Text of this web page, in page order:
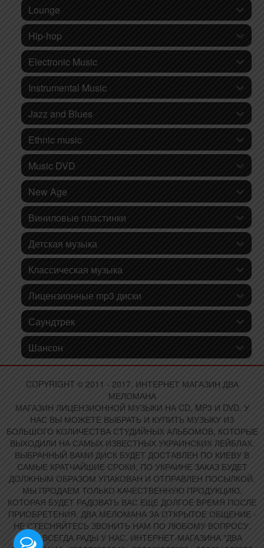
Lounge
Hip-hop
Electronic Music
Instrumental Music
Jazz and Blues
Ethnic music
Music DVD
New Age
Виниловые пластинки
Детская музыка
Классическая музыка
Лицензионные mp3 диски
Саундтрек
Шансон
COPYRIGHT © 2011 - 2017. ИНТЕРНЕТ МАГАЗИН ДВА
МЕЛОМАНА
МАГАЗИН ЛИЦЕНЗИОННОЙ МУЗЫКИ НА CD, MP3 И DVD. У
НАС ВЫ МОЖЕТЕ ВЫБРАТЬ И КУПИТЬ МУЗЫКУ ИЗ
БОЛЬШОГО КОЛИЧЕСТВА СТУДИЙНЫХ АЛЬБОМОВ, КОТОРЫЕ
ВЫХОДИЛИ НА САМЫХ ИЗВЕСТНЫХ УКРАИНСКИХ ЛЕЙБЛАХ.
ВЫБРАННЫЙ ВАМИ ДИСК БУДЕТ ДОСТАВЛЕН ПО КИЕВУ В
САМЫЕ КРАТЧАЙШИЕ СРОКИ, ПО УКРАИНЕ ЗАКАЗ БУДЕТ
ДОЛЖНЫМ ОБРАЗОМ УПАКОВАН И ОТПРАВЛЕН ПОСЫЛКОЙ.
МЫ ПРОДАЕМ ТОЛЬКО КАЧЕСТВЕННУЮ ПРОДУКЦИЮ,
КОТОРАЯ БУДЕТ РАДОВАТЬ ВАС ЕЩЕ ДОЛГОЕ ВРЕМЯ ПОСЛЕ
ПРИОБРЕТЕНИЯ. ДВА МЕЛОМАНА ЗА ОТКРЫТОЕ ОБЩЕНИЕ -
НЕ СТЕСНЯЙТЕСЬ ЗВОНИТЬ НАМ ПО ЛЮБОМУ ВОПРОСУ.
ВАМ ВСЕГДА РАДЫ У НАС. ИНТЕРНЕТ-МАГАЗИНА "ДВА